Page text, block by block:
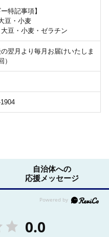
特記事項】
豆・小麦
大豆・小麦・ゼラチン
翌月より毎月お届けいたしま
）
自治体への
応援メッセージ
0.0